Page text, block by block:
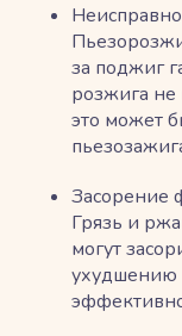
за поджиг
розжига не
это может
Засорение
Грязь и
могут
ухудшению